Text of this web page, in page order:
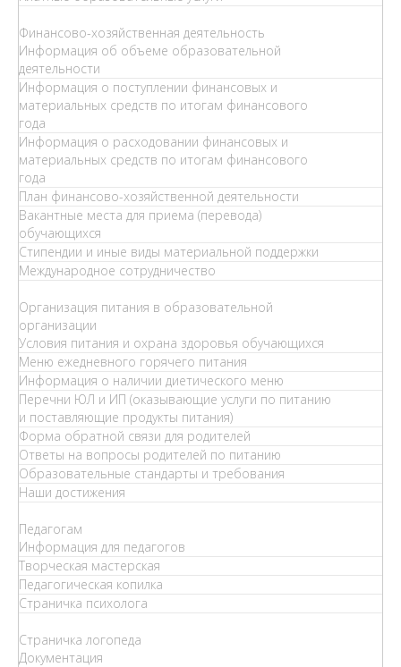
Финансово-хозяйственная деятельность
Информация об объеме образовательной
деятельности
Информация о поступлении финансовых и
материальных средств по итогам финансового
года
Информация о расходовании финансовых и
материальных средств по итогам финансового
года
План финансово-хозяйственной деятельности
Вакантные места для приема (перевода)
обучающихся
Стипендии и иные виды материальной поддержки
Международное сотрудничество
Организация питания в образовательной
организации
Условия питания и охрана здоровья обучающихся
Меню ежедневного горячего питания
Информация о наличии диетического меню
Перечни ЮЛ и ИП (оказывающие услуги по питанию
и поставляющие продукты питания)
Форма обратной связи для родителей
Ответы на вопросы родителей по питанию
Образовательные стандарты и требования
Наши достижения
Педагогам
Информация для педагогов
Творческая мастерская
Педагогическая копилка
Страничка психолога
Страничка логопеда
Документация